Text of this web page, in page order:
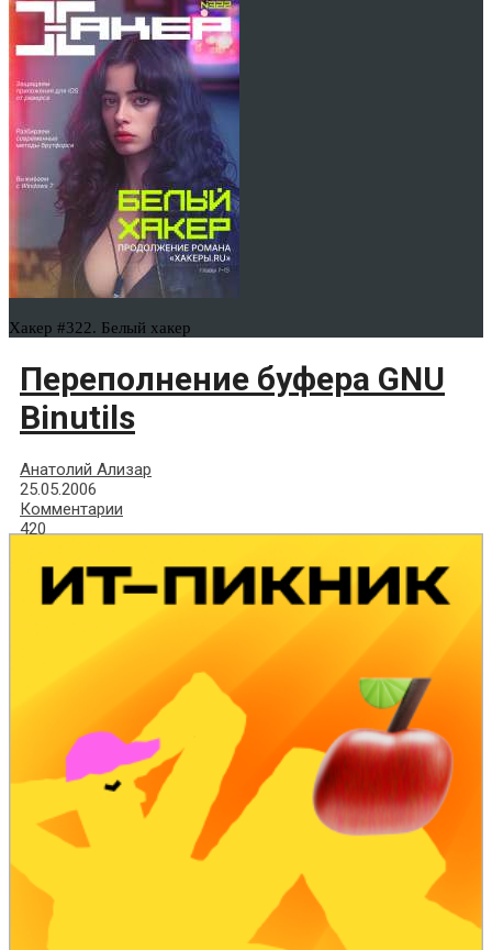
Хакер #322. Белый хакер
Переполнение буфера GNU
Binutils
Анатолий Ализар
25.05.2006
Комментарии
420